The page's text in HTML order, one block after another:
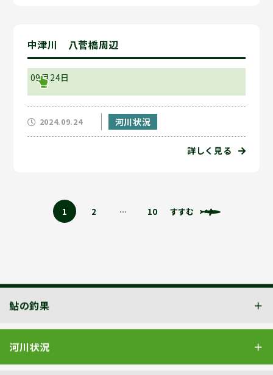
中津川 八菅橋周辺
09月24日
2024.09.24 河川状況
詳しく見る
1 2 … 10 すすむ
鮎の釣果
河川状況